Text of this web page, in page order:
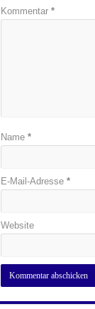
Kommentar *
Name *
E-Mail-Adresse *
Website